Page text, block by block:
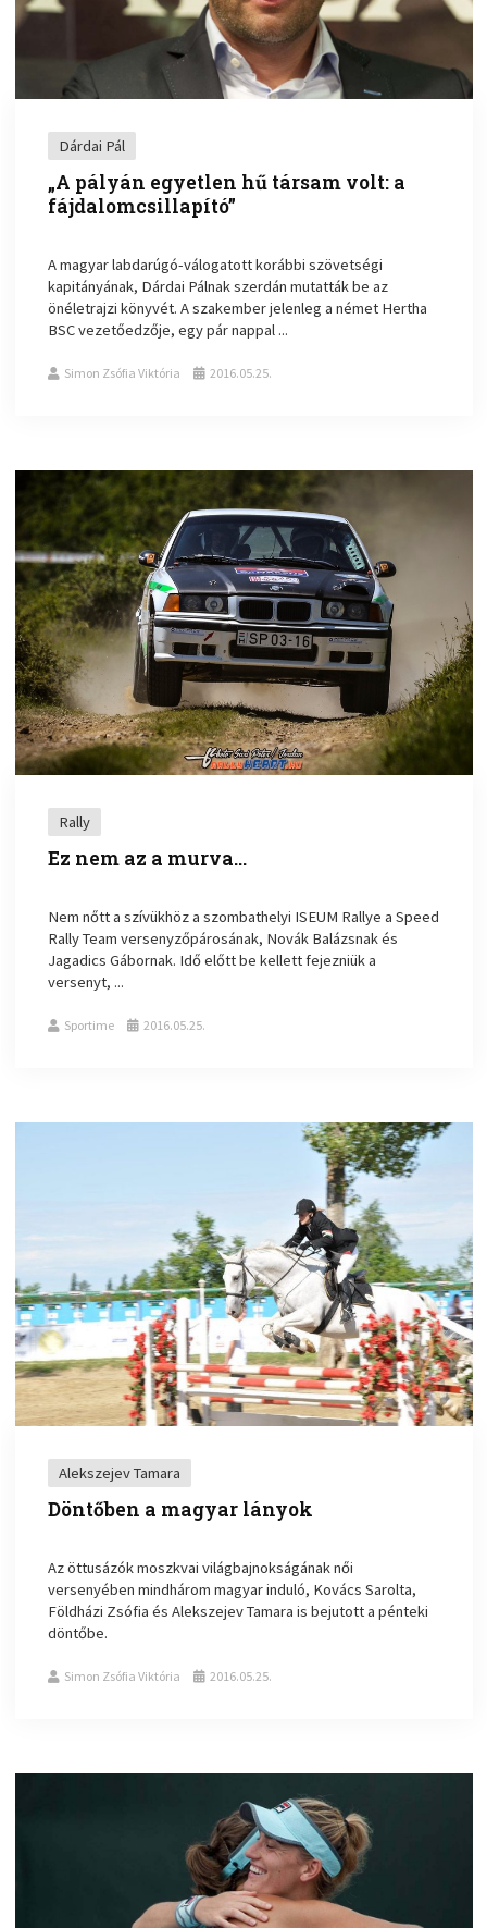
Dárdai Pál
„A pályán egyetlen hű társam volt: a
fájdalomcsillapító”
A magyar labdarúgó-válogatott korábbi szövetségi
kapitányának, Dárdai Pálnak szerdán mutatták be az
önéletrajzi könyvét. A szakember jelenleg a német Hertha
BSC vezetőedzője, egy pár nappal ...
Simon Zsófia Viktória 2016.05.25.
Rally
Ez nem az a murva…
Nem nőtt a szívükhöz a szombathelyi ISEUM Rallye a Speed
Rally Team versenyzőpárosának, Novák Balázsnak és
Jagadics Gábornak. Idő előtt be kellett fejezniük a
versenyt, ...
Sportime 2016.05.25.
Alekszejev Tamara
Döntőben a magyar lányok
Az öttusázók moszkvai világbajnokságának női
versenyében mindhárom magyar induló, Kovács Sarolta,
Földházi Zsófia és Alekszejev Tamara is bejutott a pénteki
döntőbe.
Simon Zsófia Viktória 2016.05.25.